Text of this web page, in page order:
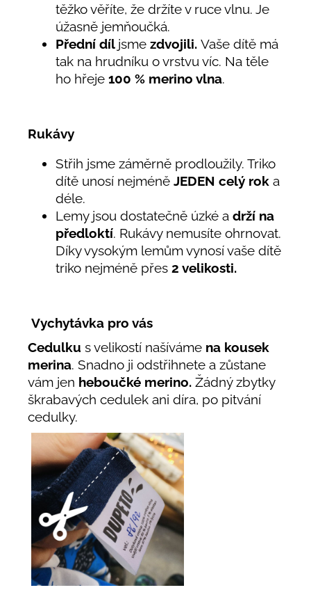
těžko věříte, že držíte v ruce vlnu. Je
úžasně jemňoučká.
Přední díl jsme zdvojili. Vaše dítě má
tak na hrudníku o vrstvu víc. Na těle
ho hřeje 100 % merino vlna.
Rukávy
Střih jsme záměrně prodloužily. Triko
dítě unosí nejméně JEDEN celý rok a
déle.
Lemy jsou dostatečně úzké a drží na
předloktí. Rukávy nemusíte ohrnovat.
Díky vysokým lemům vynosí vaše dítě
triko nejméně přes 2 velikosti.
Vychytávka pro vás
Cedulku s velikostí našíváme na kousek
merina. Snadno ji odstřihnete a zůstane
vám jen heboučké merino. Žádný zbytky
škrabavých cedulek ani díra, po pitvání
cedulky.